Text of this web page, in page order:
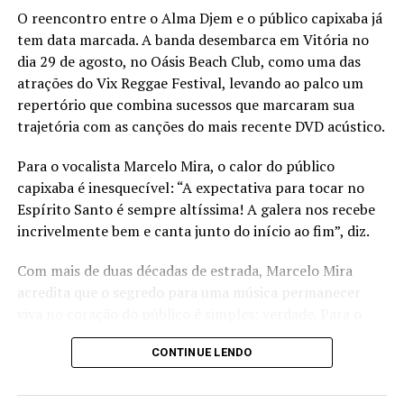
Em todos esses anos a dupla abriu e participou de shows
de Henrique e Juliano, Thaeme e Thiago, Xand Avião,
Tayrone, Matheus Fernandes, Rogerinho, Léo Santana e
outros grandes artistas renomados do Brasil.
No ano de 2023 a dupla deu um passo importante ao
artístico regido pelo grande empresário Marquinho
Dracena. Em menos de um ano de parceria com o
escritório, a dupla gravou um DVD em Goiânia com a
produção de Newtinho Fonseca, dando assim o start à
Para surpresa do escritório, em menos de 6 meses de
convidados a estrear o show na festa de peão de
Barretos 2024, a maior festa de peão da América Latina.
Foto principal:Alisson Demetrio
O reencontro entre o Alma Djem e o público capixaba já
tem data marcada. A banda desembarca em Vitória no
dia 29 de agosto, no Oásis Beach Club, como uma das
atrações do Vix Reggae Festival, levando ao palco um
repertório que combina sucessos que marcaram sua
trajetória com as canções do mais recente DVD acústico.
Para o vocalista Marcelo Mira, o calor do público
capixaba é inesquecível: “A expectativa para tocar no
Espírito Santo é sempre altíssima! A galera nos recebe
incrivelmente bem e canta junto do início ao fim”, diz.
Com mais de duas décadas de estrada, Marcelo Mira
acredita que o segredo para uma música permanecer
compositor, são as histórias reais e os sentimentos
sinceros que transformam uma canção em companhia
que ter verdade. É essa verdade na música que faz uma
CONTINUE LENDO